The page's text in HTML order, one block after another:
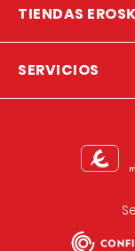
TIENDAS
SERVICIOS